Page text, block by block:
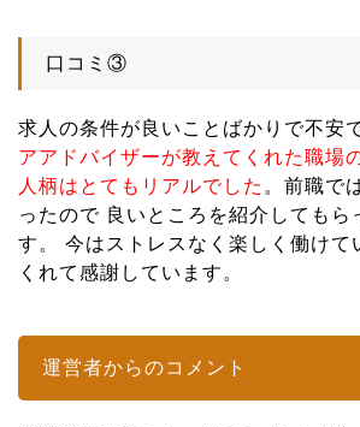
口コミ③
求人の条件が良いことばかりで不安
アアドバイザーが教えてくれた職場
人柄はとてもリアルでした 。前職で
ったので 良いところを紹介してもら
す。 今はストレスなく楽しく働けて
くれて感謝しています。
運営者からのコメント